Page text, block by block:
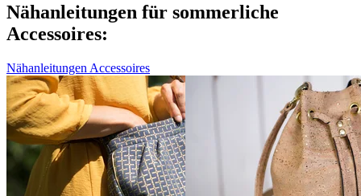
Nähanleitungen für sommerliche
Accessoires:
Nähanleitungen Accessoires